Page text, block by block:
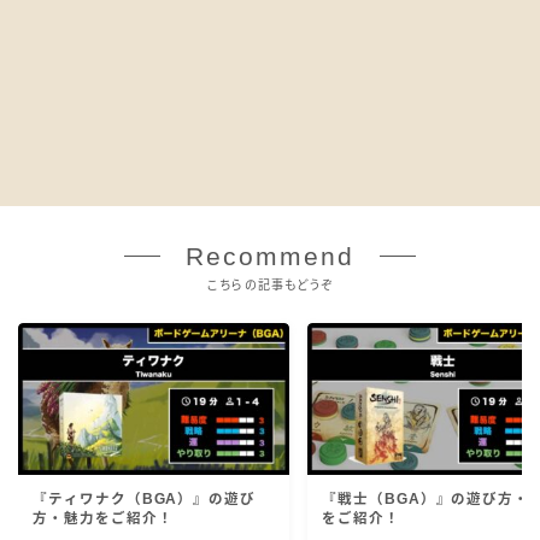
Recommend
こちらの記事もどうぞ
『ティワナク（BGA）』の遊び
方・魅力をご紹介！
『戦士（BGA）』の遊び方・
をご紹介！